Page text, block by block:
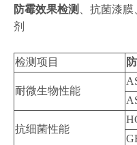
防霉效果检测
、抗菌漆
剂
检测项目
耐微生物性能
抗细菌性能